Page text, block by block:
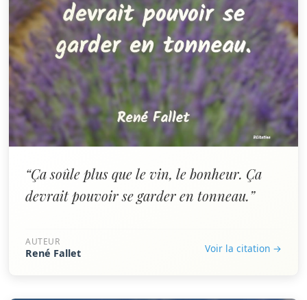
“Ça soûle plus que le vin, le bonheur. Ça
devrait pouvoir se garder en tonneau.”
AUTEUR
René Fallet Voir la citation →